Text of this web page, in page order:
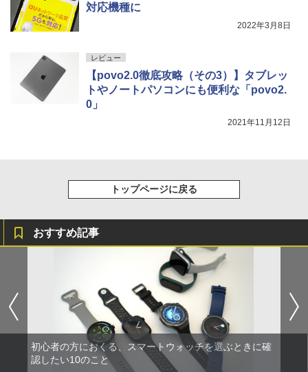
対応機種に
2022年3月8日
レビュー
【povo2.0徹底攻略（その3）】タブレッ
トやノートパソコンにも便利な「povo2.
0」
2021年11月12日
トップページに戻る
おすすめ記事
初心者の方におくる、スマートウォッチを選ぶときに確
認したい10のこと